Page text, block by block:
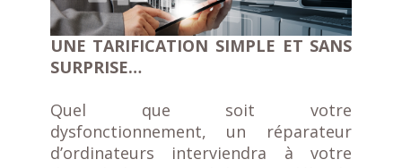
UNE TARIFICATION SIMPLE ET SANS
SURPRISE…
Quel que soit votre
dysfonctionnement, un réparateur
d’ordinateurs interviendra à votre